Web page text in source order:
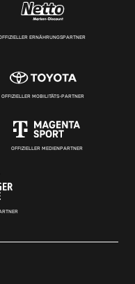
ERNÄHRUNGSPARTNER
OFFIZIELLER MOBILITÄTS-PARTNER
OFFIZIELLER MEDIENPARTNER